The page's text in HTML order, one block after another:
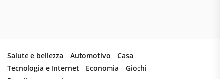
Salute e bellezza Automotivo
Casa
Tecnologia e Internet
Economia
Giochi